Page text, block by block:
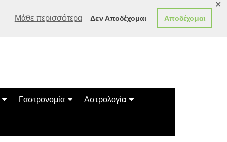
Μάθε περισσότερα Δεν Αποδέχομαι Αποδέχομαι
✕
Γαστρονομία
Συνταγές
Αστρολογία
Κινέζικο Ωροσκόπιο